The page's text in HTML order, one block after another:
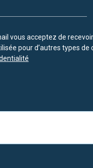
vous acceptez de
pour d’autres types